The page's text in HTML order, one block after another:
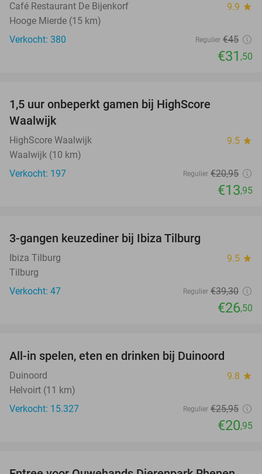
Café Restaurant De Bijenkorf 9.9 star
Hooge Mierde (15 km)
Verkocht: 380
Regulier €45
€31 ,50
1,5 uur onbeperkt gamen bij HighScore
Waalwijk
HighScore Waalwijk 9.5 star
Waalwijk (10 km)
Verkocht: 197
Regulier €20,95
€13,95
3-gangen keuzediner bij Ibiza Tilburg
Ibiza Tilburg 9.5 star
Tilburg
Verkocht: 47
Regulier €39,30
€26,50
All-in spelen, eten en drinken bij Duinoord
Duinoord 9.8 star
Helvoirt (11 km)
Verkocht: 15.327
Regulier €25,95
€20,95